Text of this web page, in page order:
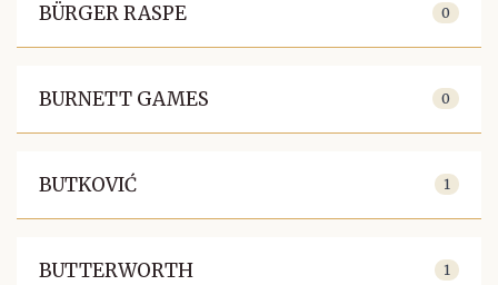
BÜRGER RASPE 0
BURNETT GAMES 0
BUTKOVIĆ 1
BUTTERWORTH 1